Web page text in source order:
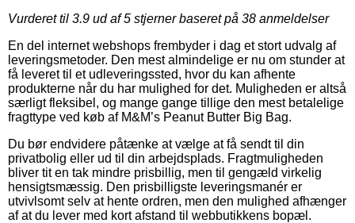
Vurderet til 3.9 ud af 5 stjerner baseret på 38 anmeldelser
En del internet webshops frembyder i dag et stort udvalg af
leveringsmetoder. Den mest almindelige er nu om stunder at
få leveret til et udleveringssted, hvor du kan afhente
produkterne når du har mulighed for det. Muligheden er altså
særligt fleksibel, og mange gange tillige den mest betalelige
fragttype ved køb af M&M’s Peanut Butter Big Bag.
Du bør endvidere påtænke at vælge at få sendt til din
privatbolig eller ud til din arbejdsplads. Fragtmuligheden
bliver tit en tak mindre prisbillig, men til gengæld virkelig
hensigtsmæssig. Den prisbilligste leveringsmanér er
utvivlsomt selv at hente ordren, men den mulighed afhænger
af at du lever med kort afstand til webbutikkens bopæl.